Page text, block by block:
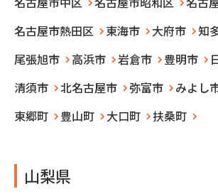
名古屋市熱田区
東海市 大府市 知
尾張旭市
高浜市 岩倉市 豊明市
清須市
北名古屋市 弥富市 みよし
東郷町
豊山町 大口町 扶桑町
山梨県